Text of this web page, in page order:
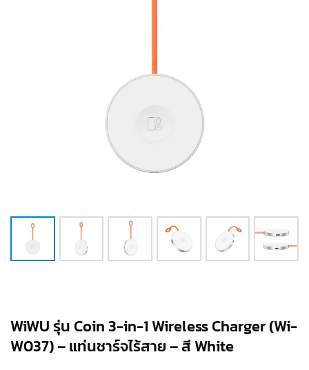
WiWU รุ่น Coin 3-in-1 Wireless Charger (Wi-
W037) – แท่นชาร์จไร้สาย – สี White